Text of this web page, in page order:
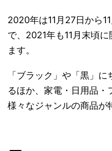
2020年は11月27日から
で、2021年も11月末頃
ます。
「ブラック」や「黒」
るほか、家電・日用品
様々なジャンルの商品が